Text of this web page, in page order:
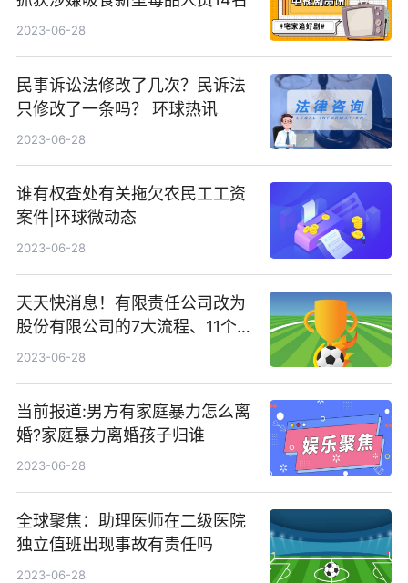
2023-06-28
民事诉讼法修改了几次？民诉法
只修改了一条吗？ 环球热讯
2023-06-28
谁有权查处有关拖欠农民工工资
案件|环球微动态
2023-06-28
天天快消息！有限责任公司改为
股份有限公司的7大流程、11个步
骤
2023-06-28
当前报道:男方有家庭暴力怎么离
婚?家庭暴力离婚孩子归谁
2023-06-28
全球聚焦：助理医师在二级医院
独立值班出现事故有责任吗
2023-06-28